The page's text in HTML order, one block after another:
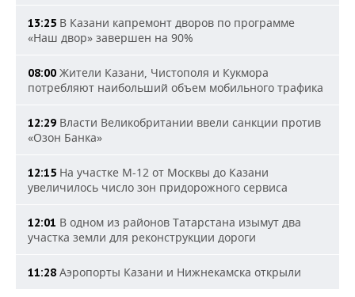
13:25 В Казани капремонт дворов по программе
«Наш двор» завершен на 90%
08:00 Жители Казани, Чистополя и Кукмора
потребляют наибольший объем мобильного трафика
12:29 Власти Великобритании ввели санкции против
«Озон Банка»
12:15 На участке М-12 от Москвы до Казани
увеличилось число зон придорожного сервиса
12:01 В одном из районов Татарстана изымут два
участка земли для реконструкции дороги
11:28 Аэропорты Казани и Нижнекамска открыли